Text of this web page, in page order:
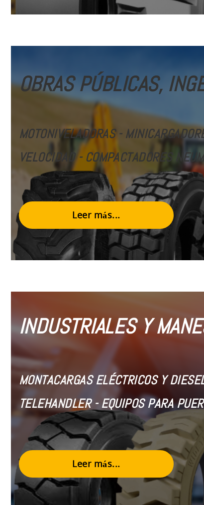
OBRAS PÚBLICAS,
MOTONIVELADORAS -
VELOCIDAD- COMPACTADORES
Leer más...
INDUSTRIALES Y
MONTACARGAS ELÉCTRICOS Y
TELEHANDLER - EQUIPOS PARA
Leer más...